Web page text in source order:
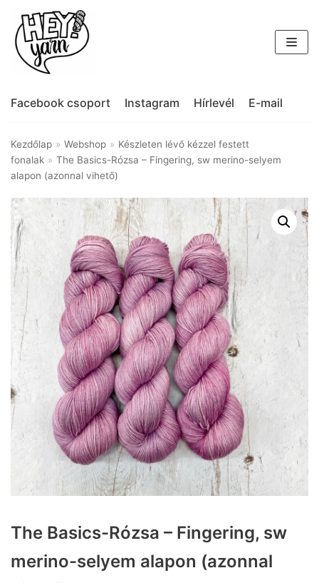
Skip
to
content
Facebook csoport Instagram Hírlevél E-mail
Kezdőlap » Webshop » Készleten lévő kézzel festett
fonalak » The Basics-Rózsa – Fingering, sw merino-selyem
alapon (azonnal vihető)
The Basics-Rózsa – Fingering, sw
merino-selyem alapon (azonnal